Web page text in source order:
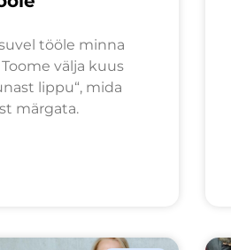
tööle minna
välja kuus
lippu“, mida
märgata.